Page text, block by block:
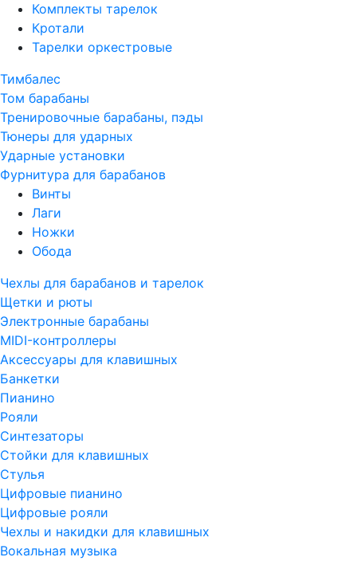
Комплекты тарелок
Кротали
Тарелки оркестровые
Тимбалес
Том барабаны
Тренировочные барабаны, пэды
Тюнеры для ударных
Ударные установки
Фурнитура для барабанов
Винты
Лаги
Ножки
Обода
Чехлы для барабанов и тарелок
Щетки и рюты
Электронные барабаны
MIDI-контроллеры
Аксессуары для клавишных
Банкетки
Пианино
Рояли
Синтезаторы
Стойки для клавишных
Стулья
Цифровые пианино
Цифровые рояли
Чехлы и накидки для клавишных
Вокальная музыка